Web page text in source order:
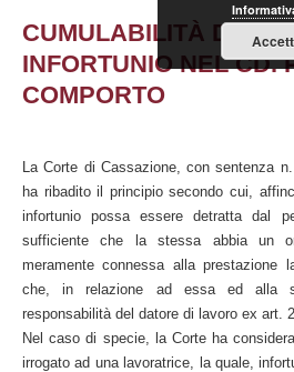
CUMULABILITÀ
INFORTUNIO NEL CD.
COMPORTO
La Corte di Cassazione, con sentenza
ha ribadito il principio secondo cui,
infortunio possa essere detratta dal
sufficiente che la stessa abbia un
meramente connessa alla prestazione
che, in relazione ad essa ed alla
responsabilità del datore di lavoro ex art.
Nel caso di specie, la Corte ha
irrogato ad una lavoratrice, la quale,